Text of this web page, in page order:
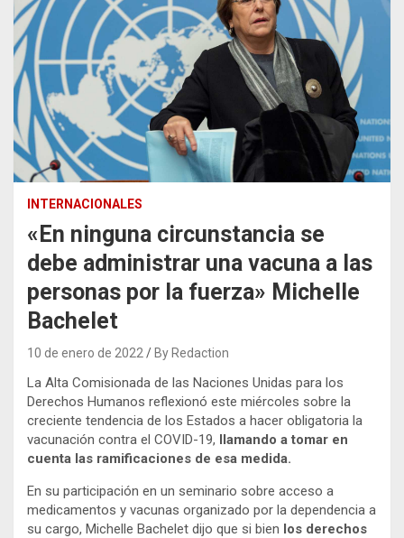
INTERNACIONALES
«En ninguna circunstancia se
debe administrar una vacuna a las
personas por la fuerza» Michelle
Bachelet
10 de enero de 2022 By Redaction
La Alta Comisionada de las Naciones Unidas para los
Derechos Humanos reflexionó este miércoles sobre la
creciente tendencia de los Estados a hacer obligatoria la
vacunación contra el COVID-19, llamando a tomar en
cuenta las ramificaciones de esa medida.
En su participación en un seminario sobre acceso a
medicamentos y vacunas organizado por la dependencia a
su cargo, Michelle Bachelet dijo que si bien los derechos